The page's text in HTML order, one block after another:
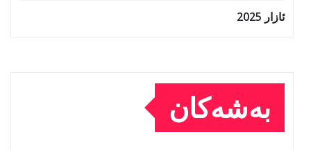
ئازار 2025
بەشەکان